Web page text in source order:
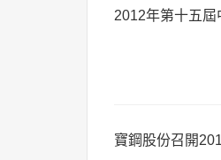
2012年第十五
寶鋼股份召開